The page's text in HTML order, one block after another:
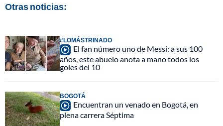
Otras noticias:
#LOMÁSTRINADO
El fan número uno de Messi: a sus 100
años, este abuelo anota a mano todos los
goles del 10
BOGOTÁ
Encuentran un venado en Bogotá, en
plena carrera Séptima